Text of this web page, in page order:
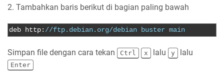
2. Tambahkan baris berikut di bagian paling bawah
deb http: //ftp.debian.org/debian buster main
Simpan file dengan cara tekan Ctrl x lalu y lalu
Enter